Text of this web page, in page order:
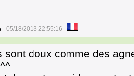
05/18/2013 22:55:16
sont doux comme des